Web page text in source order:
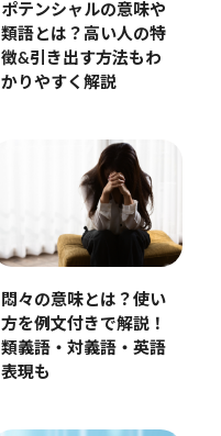
ポテンシャルの意味や
類語とは？高い人の特
徴&引き出す方法もわ
かりやすく解説
悶々の意味とは？使い
方を例文付きで解説！
類義語・対義語・英語
表現も